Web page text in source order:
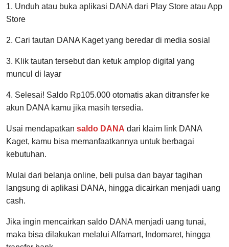
1. Unduh atau buka aplikasi DANA dari Play Store atau App
Store
2. Cari tautan DANA Kaget yang beredar di media sosial
3. Klik tautan tersebut dan ketuk amplop digital yang
muncul di layar
4. Selesai! Saldo Rp105.000 otomatis akan ditransfer ke
akun DANA kamu jika masih tersedia.
Usai mendapatkan saldo DANA dari klaim link DANA
Kaget, kamu bisa memanfaatkannya untuk berbagai
kebutuhan.
Mulai dari belanja online, beli pulsa dan bayar tagihan
langsung di aplikasi DANA, hingga dicairkan menjadi uang
cash.
Jika ingin mencairkan saldo DANA menjadi uang tunai,
maka bisa dilakukan melalui Alfamart, Indomaret, hingga